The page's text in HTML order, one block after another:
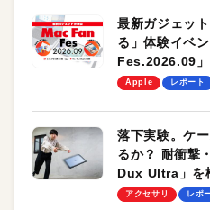
最新ガジェッ
る」体験イベ
Fes.2026.09
します！
Apple レポート
落下実験。ケ
るか？ 耐衝撃
Dux Ultra」を
のモバイルユ
アクセサリ レポ